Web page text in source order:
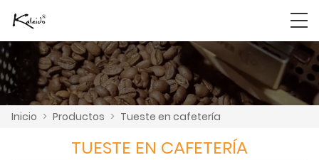
Inicio > Productos > Tueste en cafetería
TUESTE EN CAFETERÍA